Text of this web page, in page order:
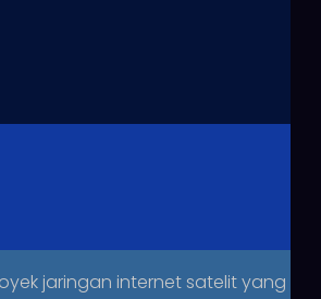
jaringan internet satelit yang